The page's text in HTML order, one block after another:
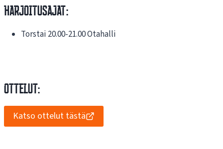
HArjoitusajat:
Torstai 20.00-21.00 Otahalli
OTTELUT:
Katso ottelut tästä